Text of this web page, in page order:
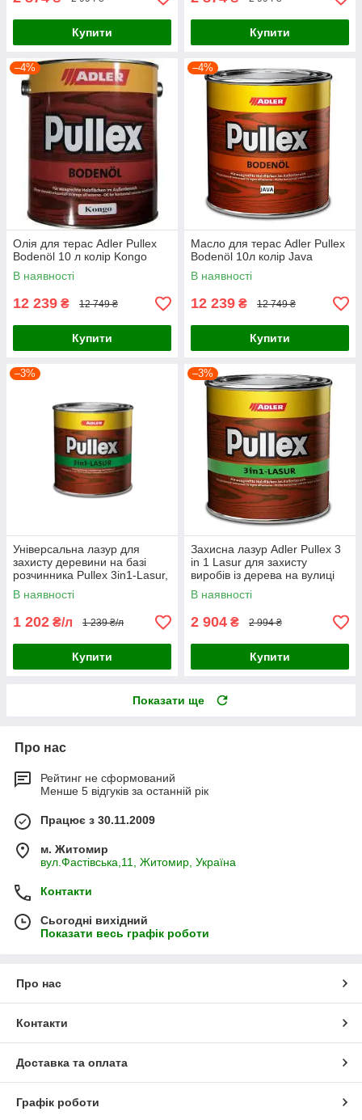
Купити Купити
–4%
Олія для терас Adler Pullex
Bodenöl 10 л колір Kongo
В наявності
12 239 ₴ 12 749 ₴
Купити
–4%
Масло для терас Adler Pullex
Bodenöl 10л колір Java
В наявності
12 239 ₴ 12 749 ₴
Купити
–3%
Універсальна лазур для
захисту деревини на базі
розчинника Pullex 3in1-Lasur,
Adler
В наявності
1 202 ₴/л 1 239 ₴/л
Купити
–3%
Захисна лазур Adler Pullex 3
in 1 Lasur для захисту
виробів із дерева на вулиці
2,5 л колір Kiefer
В наявності
2 904 ₴ 2 994 ₴
Купити
Показати ще
Про нас
Рейтинг не сформований
Менше 5 відгуків за останній рік
Працює з 30.11.2009
м. Житомир
вул.Фастівська,11, Житомир, Україна
Контакти
Сьогодні вихідний
Показати весь графік роботи
Про нас
Контакти
Доставка та оплата
Графік роботи